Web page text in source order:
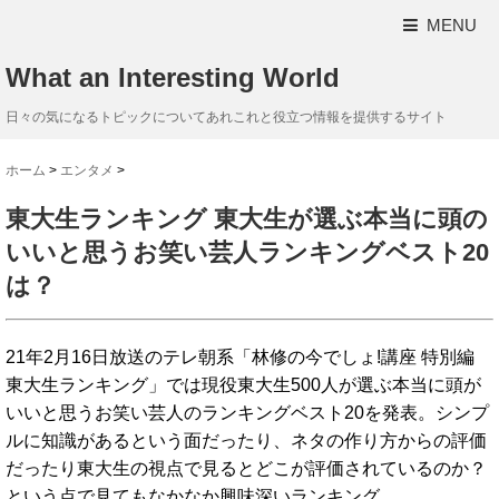
MENU
What an Interesting World
日々の気になるトピックについてあれこれと役立つ情報を提供するサイト
ホーム > エンタメ >
東大生ランキング 東大生が選ぶ本当に頭の
いいと思うお笑い芸人ランキングベスト20
は？
21年2月16日放送のテレ朝系「林修の今でしょ!講座 特別編
東大生ランキング」では現役東大生500人が選ぶ本当に頭が
いいと思うお笑い芸人のランキングベスト20を発表。シンプ
ルに知識があるという面だったり、ネタの作り方からの評価
だったり東大生の視点で見るとどこが評価されているのか？